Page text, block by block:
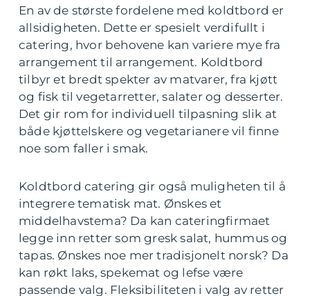
En av de største fordelene med koldtbord er
allsidigheten. Dette er spesielt verdifullt i
catering, hvor behovene kan variere mye fra
arrangement til arrangement. Koldtbord
tilbyr et bredt spekter av matvarer, fra kjøtt
og fisk til vegetarretter, salater og desserter.
Det gir rom for individuell tilpasning slik at
både kjøttelskere og vegetarianere vil finne
noe som faller i smak.
Koldtbord catering gir også muligheten til å
integrere tematisk mat. Ønskes et
middelhavstema? Da kan cateringfirmaet
legge inn retter som gresk salat, hummus og
tapas. Ønskes noe mer tradisjonelt norsk? Da
kan røkt laks, spekemat og lefse være
passende valg. Fleksibiliteten i valg av retter